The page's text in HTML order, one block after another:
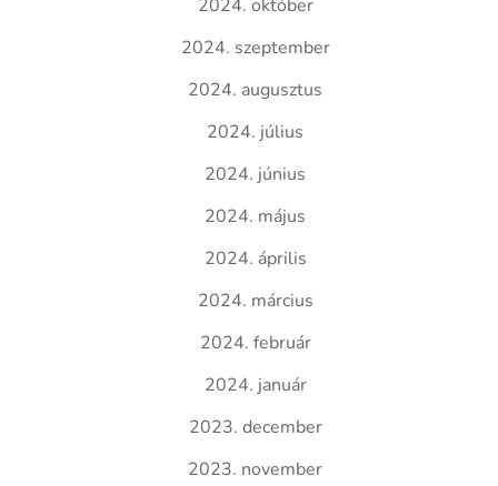
2024. október
2024. szeptember
2024. augusztus
2024. július
2024. június
2024. május
2024. április
2024. március
2024. február
2024. január
2023. december
2023. november